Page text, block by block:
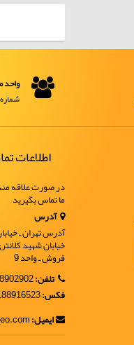
شماره
اطلاعات
در صورت علاقه
ما تماس بگیرید
آدرس
آدرس تهران ـ
فروش ـ واحد 9
تلفن:02188902902
فکس:02188916523
ایمیل: